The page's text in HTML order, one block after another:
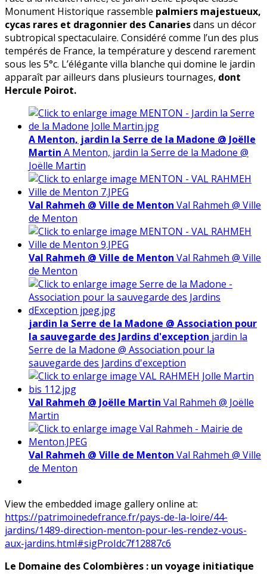
Monument Historique rassemble palmiers majestueux,
cycas rares et dragonnier des Canariesdans un décor
subtropical spectaculaire. Considéré comme l’un des plus
tempérés de France, la température y descend rarement
sous les 5°c. L’élégante villa blanche qui domine le jardin
apparaît par ailleurs dans plusieurs tournages, dont
Hercule Poirot.
A Menton, jardin la Serre de la Madone @ Joëlle
Martin A Menton, jardin la Serre de la Madone @
Joëlle Martin
Val Rahmeh @ Ville de Menton Val Rahmeh @ Ville
de Menton
Val Rahmeh @ Ville de Menton Val Rahmeh @ Ville
de Menton
jardin la Serre de la Madone @ Association pour
la sauvegarde des Jardins d'exception jardin la
Serre de la Madone @ Association pour la
sauvegarde des Jardins d'exception
Val Rahmeh @ Joëlle Martin Val Rahmeh @ Joëlle
Martin
Val Rahmeh @ Ville de Menton Val Rahmeh @ Ville
de Menton
View the embedded image gallery online at:
https://patrimoinedefrance.fr/pays-de-la-loire/44-
jardins/1489-direction-menton-pour-les-rendez-vous-
aux-jardins.html#sigProIdc7f12887c6
Le Domaine des Colombières : un voyage initiatique